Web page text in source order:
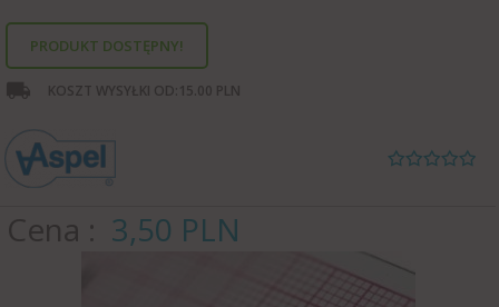
PRODUKT DOSTĘPNY!
KOSZT WYSYŁKI OD: 15.00 PLN
Cena 3,50 PLN